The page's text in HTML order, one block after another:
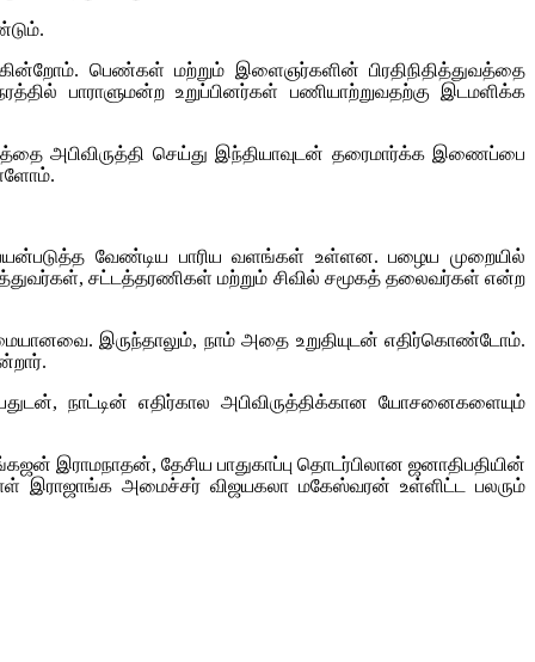
பெண்கள் மற்றும் இளைஞர்களின் பிரதிநிதித்துவத்தை
பாராளுமன்ற உறுப்பினர்கள் பணியாற்றுவதற்கு இடமளிக்க
அபிவிருத்தி செய்து இந்தியாவுடன் தரைமார்க்க இணைப்பை
வேண்டிய பாரிய வளங்கள் உள்ளன. பழைய முறையில்
சட்டத்தரணிகள் மற்றும் சிவில் சமூகத் தலைவர்கள் என்ற
இருந்தாலும், நாம் அதை உறுதியுடன் எதிர்கொண்டோம்.
நாட்டின் எதிர்கால அபிவிருத்திக்கான யோசனைகளையும்
இராமநாதன், தேசிய பாதுகாப்பு தொடர்பிலான ஜனாதிபதியின்
இராஜாங்க அமைச்சர் விஜயகலா மகேஸ்வரன் உள்ளிட்ட பலரும்